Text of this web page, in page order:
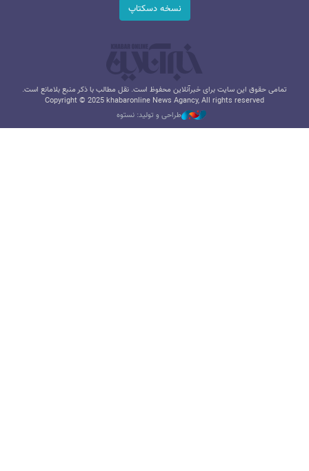
نسخه دسکتاپ
تمامی حقوق این سایت برای خبرآنلاین محفوظ است. نقل مطالب با ذکر منبع بلامانع است.
Copyright © 2025 khabaronline News Agancy, All rights reserved
طراحی و تولید: نستوه